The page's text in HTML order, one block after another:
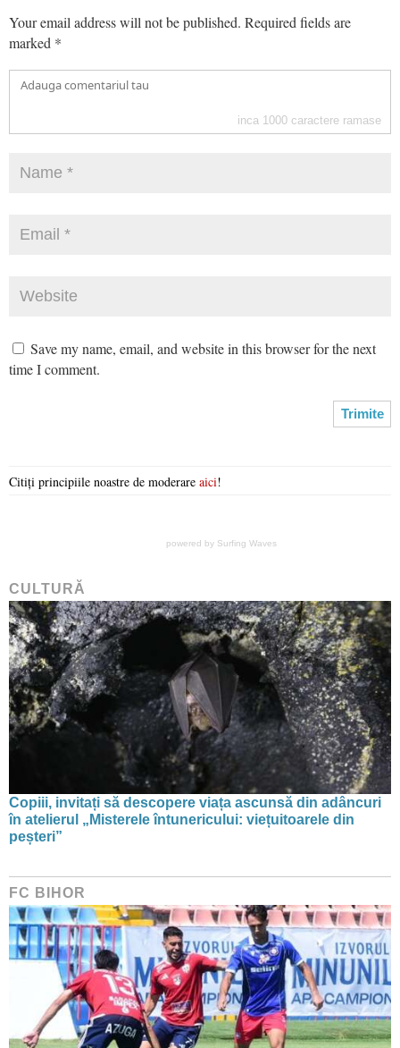
Your email address will not be published. Required fields are
marked *
inca 1000 caractere ramase
Save my name, email, and website in this browser for the next
time I comment.
Citiți principiile noastre de moderare aici!
powered by Surfing Waves
CULTURĂ
Copiii, invitați să descopere viața ascunsă din adâncuri
în atelierul „Misterele întunericului: viețuitoarele din
peșteri”
FC BIHOR